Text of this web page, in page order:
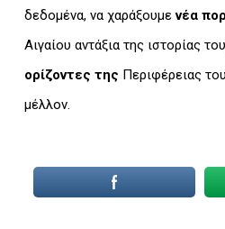
δεδομένα, να χαράξουμενέα
Αιγαίου αντάξια της ιστορίας του
ορίζοντες της Περιφέρειας
μέλλον.